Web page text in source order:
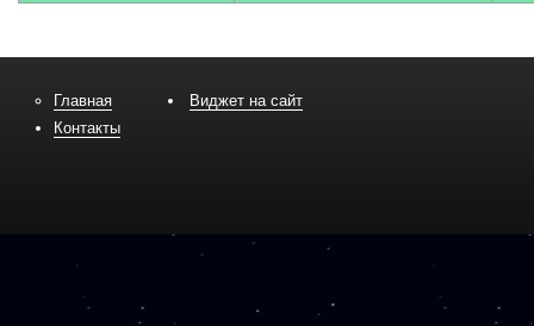
Главная
Контакты
Виджет на сайт